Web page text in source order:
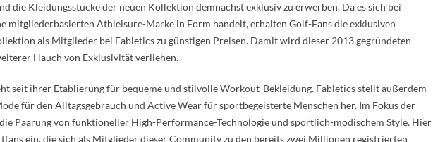
die Kleidungsstücke der neuen Kollektion demnächst exklusiv zu erwerben. Da es sich bei
mitgliederbasierten Athleisure-Marke in Form handelt, erhalten Golf-Fans die exklusiven
als Mitglieder bei Fabletics zu günstigen Preisen. Damit wird dieser 2013 gegründeten
Hauch von Exklusivität verliehen.
seit ihrer Etablierung für bequeme und stilvolle Workout-Bekleidung. Fabletics stellt außerdem
für den Alltagsgebrauch und Active Wear für sportbegeisterte Menschen her. Im Fokus der
Paarung von funktioneller High-Performance-Technologie und sportlich-modischem Style. Hier
ein, die sich als Mitglieder dieser Community zu den bereits zwei Millionen registrierten